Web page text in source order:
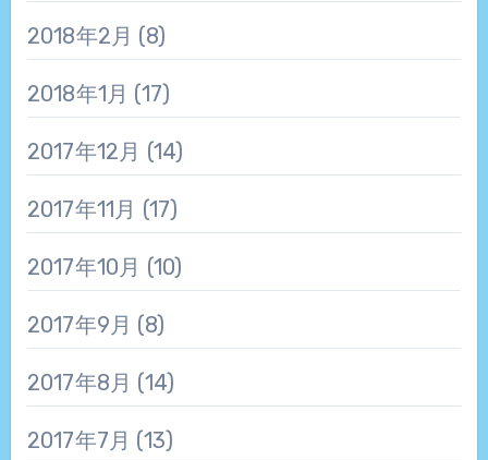
2018年2月 (8)
2018年1月 (17)
2017年12月 (14)
2017年11月 (17)
2017年10月 (10)
2017年9月 (8)
2017年8月 (14)
2017年7月 (13)